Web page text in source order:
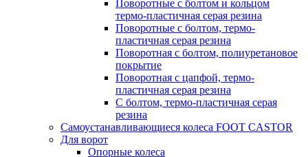
Поворотные с болтом и кольцом
термо-пластичная серая резина
Поворотные с болтом, термо-
пластичная серая резина
Поворотная с болтом, полиуретановое
покрытие
Поворотная с цапфой, термо-
пластичная серая резина
С болтом, термо-пластичная серая
резина
Самоустанавливающиеся колеса FOOT CASTOR
Для ворот
Опорные колеса